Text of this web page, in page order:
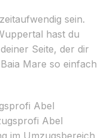
sein.
hast du
Seite, der dir
Mare so einfach
Abel
Abel
im Umzugsbereich